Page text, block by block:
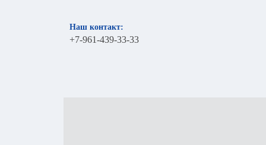
Наш контакт:
+7-961-439-33-33